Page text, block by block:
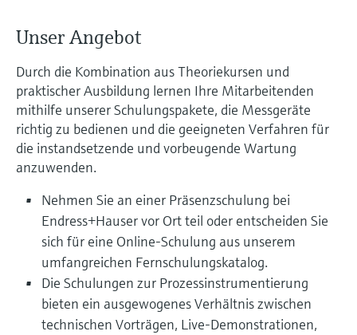
Unser Angebot
Durch die Kombination aus Theoriekursen und
praktischer Ausbildung lernen Ihre Mitarbeitenden
mithilfe unserer Schulungspakete, die Messgeräte
richtig zu bedienen und die geeigneten Verfahren für
die instandsetzende und vorbeugende Wartung
anzuwenden.
Nehmen Sie an einer Präsenzschulung bei
Endress+Hauser vor Ort teil oder entscheiden Sie
sich für eine Online-Schulung aus unserem
umfangreichen Fernschulungskatalog.
Die Schulungen zur Prozessinstrumentierung
bieten ein ausgewogenes Verhältnis zwischen
technischen Vorträgen, Live-Demonstrationen,